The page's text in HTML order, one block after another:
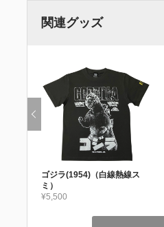
関連グッズ
ゴジラ(1954)（白線熱線ス
ミ）
¥5,500